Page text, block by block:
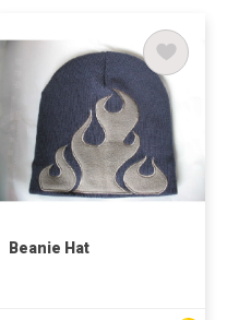
Beanie Hat